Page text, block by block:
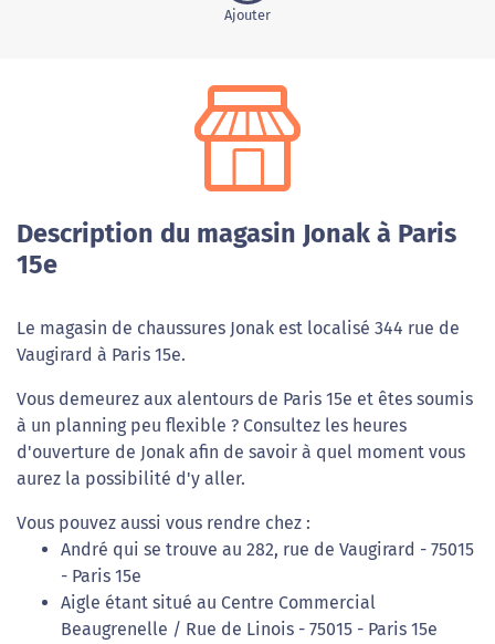
Ajouter
Description du magasin Jonak à Paris
15e
Le magasin de chaussures Jonak est localisé 344 rue de
Vaugirard à Paris 15e.
Vous demeurez aux alentours de Paris 15e et êtes soumis
à un planning peu flexible ? Consultez les heures
d'ouverture de Jonak afin de savoir à quel moment vous
aurez la possibilité d'y aller.
Vous pouvez aussi vous rendre chez :
André qui se trouve au 282, rue de Vaugirard - 75015
- Paris 15e
Aigle étant situé au Centre Commercial
Beaugrenelle / Rue de Linois - 75015 - Paris 15e